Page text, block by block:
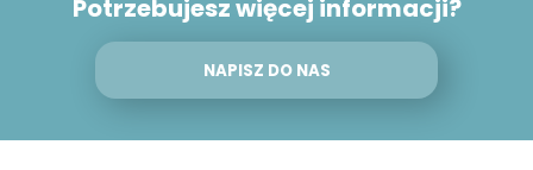
Potrzebujesz więcej informacji?
NAPISZ DO NAS